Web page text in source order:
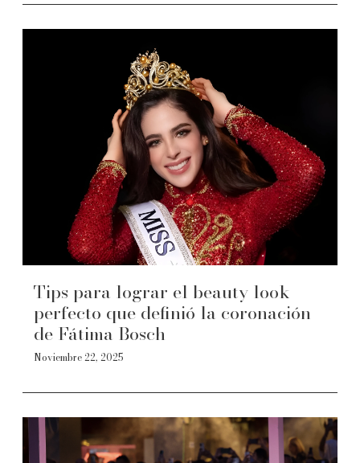
Tips para lograr el beauty look
perfecto que definió la coronación
de Fátima Bosch
Noviembre 22, 2025